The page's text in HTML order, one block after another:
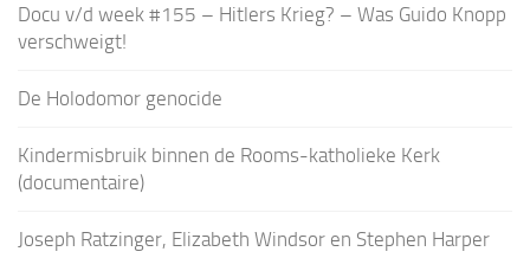
Docu v/d week #155 – Hitlers Krieg? – Was Guido Knopp
verschweigt!
De Holodomor genocide
Kindermisbruik binnen de Rooms-katholieke Kerk
(documentaire)
Joseph Ratzinger, Elizabeth Windsor en Stephen Harper